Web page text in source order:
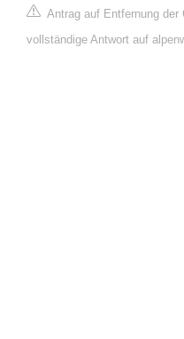
Antrag auf Entfernung der
vollständige Antwort auf